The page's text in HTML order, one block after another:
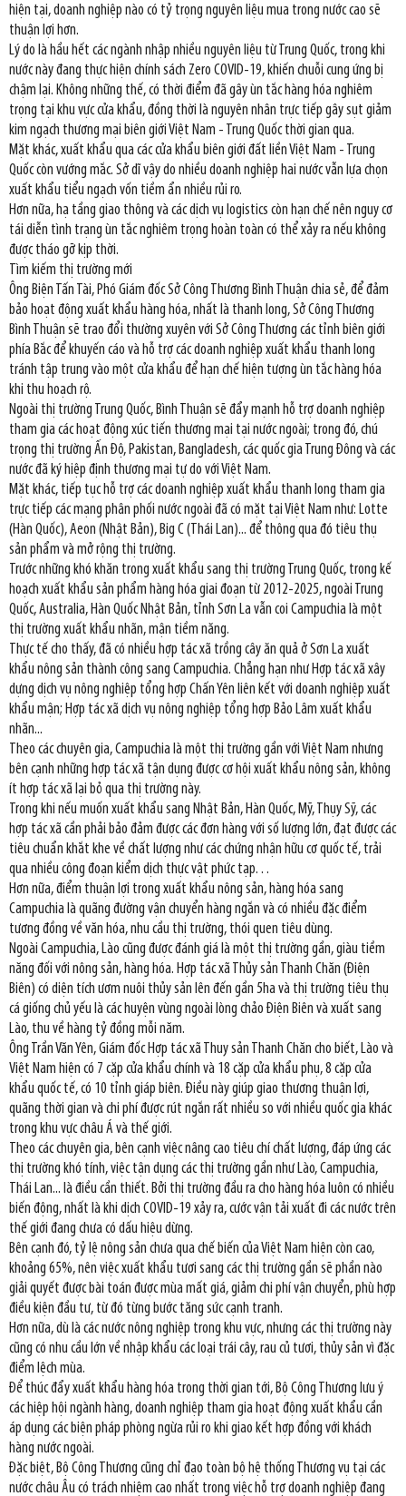
hiện tại, doanh nghiệp nào có tỷ trọng nguyên liệu mua trong nước cao sẽ
thuận lợi hơn.
Lý do là hầu hết các ngành nhập nhiều nguyên liệu từ Trung Quốc, trong khi
nước này đang thực hiện chính sách Zero COVID-19, khiến chuỗi cung ứng bị
chậm lại. Không những thế, có thời điểm đã gây ùn tắc hàng hóa nghiêm
trọng tại khu vực cửa khẩu, đồng thời là nguyên nhân trực tiếp gây sụt giảm
kim ngạch thương mại biên giới Việt Nam - Trung Quốc thời gian qua.
Mặt khác, xuất khẩu qua các cửa khẩu biên giới đất liền Việt Nam - Trung
Quốc còn vướng mắc. Sở dĩ vậy do nhiều doanh nghiệp hai nước vẫn lựa chọn
xuất khẩu tiểu ngạch vốn tiềm ẩn nhiều rủi ro.
Hơn nữa, hạ tầng giao thông và các dịch vụ logistics còn hạn chế nên nguy cơ
tái diễn tình trạng ùn tắc nghiêm trọng hoàn toàn có thể xảy ra nếu không
được tháo gỡ kịp thời.
Tìm kiếm thị trường mới
Ông Biện Tấn Tài, Phó Giám đốc Sở Công Thương Bình Thuận chia sẻ, để đảm
bảo hoạt động xuất khẩu hàng hóa, nhất là thanh long, Sở Công Thương
Bình Thuận sẽ trao đổi thường xuyên với Sở Công Thương các tỉnh biên giới
phía Bắc để khuyến cáo và hỗ trợ các doanh nghiệp xuất khẩu thanh long
tránh tập trung vào một cửa khẩu để hạn chế hiện tượng ùn tắc hàng hóa
khi thu hoạch rộ.
Ngoài thị trường Trung Quốc, Bình Thuận sẽ đẩy mạnh hỗ trợ doanh nghiệp
tham gia các hoạt động xúc tiến thương mại tại nước ngoài; trong đó, chú
trọng thị trường Ấn Độ, Pakistan, Bangladesh, các quốc gia Trung Đông và các
nước đã ký hiệp định thương mại tự do với Việt Nam.
Mặt khác, tiếp tục hỗ trợ các doanh nghiệp xuất khẩu thanh long tham gia
trực tiếp các mạng phân phối nước ngoài đã có mặt tại Việt Nam như: Lotte
(Hàn Quốc), Aeon (Nhật Bản), Big C (Thái Lan)... để thông qua đó tiêu thụ
sản phẩm và mở rộng thị trường.
Trước những khó khăn trong xuất khẩu sang thị trường Trung Quốc, trong kế
hoạch xuất khẩu sản phẩm hàng hóa giai đoạn từ 2012-2025, ngoài Trung
Quốc, Australia, Hàn Quốc Nhật Bản, tỉnh Sơn La vẫn coi Campuchia là một
thị trường xuất khẩu nhãn, mận tiềm năng.
Thực tế cho thấy, đã có nhiều hợp tác xã trồng cây ăn quả ở Sơn La xuất
khẩu nông sản thành công sang Campuchia. Chẳng hạn như Hợp tác xã xây
dựng dịch vụ nông nghiệp tổng hợp Chấn Yên liên kết với doanh nghiệp xuất
khẩu mận; Hợp tác xã dịch vụ nông nghiệp tổng hợp Bảo Lâm xuất khẩu
nhãn...
Theo các chuyên gia, Campuchia là một thị trường gần với Việt Nam nhưng
bên cạnh những hợp tác xã tận dụng được cơ hội xuất khẩu nông sản, không
ít hợp tác xã lại bỏ qua thị trường này.
Trong khi nếu muốn xuất khẩu sang Nhật Bản, Hàn Quốc, Mỹ, Thụy Sỹ, các
hợp tác xã cần phải bảo đảm được các đơn hàng với số lượng lớn, đạt được các
tiêu chuẩn khắt khe về chất lượng như các chứng nhận hữu cơ quốc tế, trải
qua nhiều công đoạn kiểm dịch thực vật phức tạp…
Hơn nữa, điểm thuận lợi trong xuất khẩu nông sản, hàng hóa sang
Campuchia là quãng đường vận chuyển hàng ngắn và có nhiều đặc điểm
tương đồng về văn hóa, nhu cầu thị trường, thói quen tiêu dùng.
Ngoài Campuchia, Lào cũng được đánh giá là một thị trường gần, giàu tiềm
năng đối với nông sản, hàng hóa. Hợp tác xã Thủy sản Thanh Chăn (Điện
Biên) có diện tích ươm nuôi thủy sản lên đến gần 5ha và thị trường tiêu thụ
cá giống chủ yếu là các huyện vùng ngoài lòng chảo Điện Biên và xuất sang
Lào, thu về hàng tỷ đồng mỗi năm.
Ông Trần Văn Yên, Giám đốc Hợp tác xã Thuy sản Thanh Chăn cho biết, Lào và
Việt Nam hiện có 7 cặp cửa khẩu chính và 18 cặp cửa khẩu phụ, 8 cặp cửa
khẩu quốc tế, có 10 tỉnh giáp biên. Điều này giúp giao thương thuận lợi,
quãng thời gian và chi phí được rút ngắn rất nhiều so với nhiều quốc gia khác
trong khu vực châu Á và thế giới.
Theo các chuyên gia, bên cạnh việc nâng cao tiêu chí chất lượng, đáp ứng các
thị trường khó tính, việc tận dụng các thị trường gần như Lào, Campuchia,
Thái Lan... là điều cần thiết. Bởi thị trường đầu ra cho hàng hóa luôn có nhiều
biến động, nhất là khi dịch COVID-19 xảy ra, cước vận tải xuất đi các nước trên
thế giới đang chưa có dấu hiệu dừng.
Bên cạnh đó, tỷ lệ nông sản chưa qua chế biến của Việt Nam hiện còn cao,
khoảng 65%, nên việc xuất khẩu tươi sang các thị trường gần sẽ phần nào
giải quyết được bài toán được mùa mất giá, giảm chi phí vận chuyển, phù hợp
điều kiện đầu tư, từ đó từng bước tăng sức cạnh tranh.
Hơn nữa, dù là các nước nông nghiệp trong khu vực, nhưng các thị trường này
cũng có nhu cầu lớn về nhập khẩu các loại trái cây, rau củ tươi, thủy sản vì đặc
điểm lệch mùa.
Để thúc đẩy xuất khẩu hàng hóa trong thời gian tới, Bộ Công Thương lưu ý
các hiệp hội ngành hàng, doanh nghiệp tham gia hoạt động xuất khẩu cần
áp dụng các biện pháp phòng ngừa rủi ro khi giao kết hợp đồng với khách
hàng nước ngoài.
Đặc biệt, Bộ Công Thương cũng chỉ đạo toàn bộ hệ thống Thương vụ tại các
nước châu Âu có trách nhiệm cao nhất trong việc hỗ trợ doanh nghiệp đang